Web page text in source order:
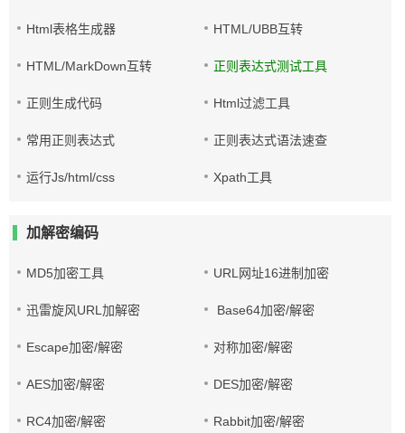
Html表格生成器 HTML/UBB互转
HTML/MarkDown互转 正则表达式测试工具
正则生成代码 Html过滤工具
常用正则表达式 正则表达式语法速查
运行Js/html/css Xpath工具
加解密编码
MD5加密工具 URL网址16进制加密
迅雷旋风URL加解密 Base64加密/解密
Escape加密/解密 对称加密/解密
AES加密/解密 DES加密/解密
RC4加密/解密 Rabbit加密/解密